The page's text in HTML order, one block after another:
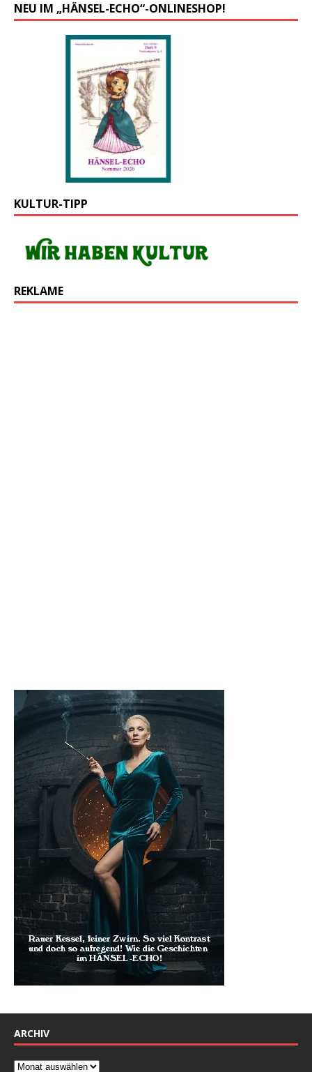
NEU IM „HÄNSEL-ECHO“-ONLINESHOP!
KULTUR-TIPP
REKLAME
ARCHIV